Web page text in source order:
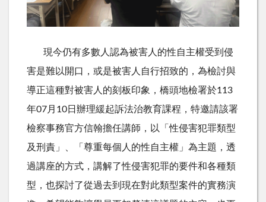
現今仍有多數人認為被害人的性自主權受到侵
害是難以開口，或是被害人自行招致的，為檢討與
導正這種對被害人的刻板印象，橋頭地檢署於113
年07月10日辦理緩起訴法治教育課程，特邀請該署
檢察事務官方信翰擔任講師，以「性侵害犯罪類型
及刑責」、「尊重每個人的性自主權」為主題，透
過講座的方式，講解了性侵害犯罪的要件和各種類
型，也探討了從過去到現在對此類型案件的實務演